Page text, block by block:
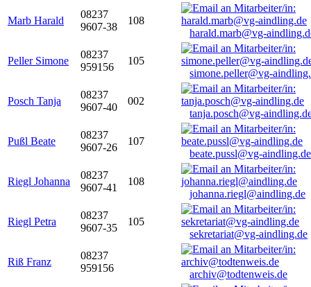
Marb Harald
08237
9607-38
108
harald.marb@vg-
Peller Simone
08237
959156
105
simone.peller@vg-
Posch Tanja
08237
9607-40
002
tanja.posch@vg-
Pußl Beate
08237
9607-26
107
beate.pussl@vg-aindling.de
Riegl Johanna
08237
9607-41
108
johanna.riegl@aindling.de
Riegl Petra
08237
9607-35
105
sekretariat@vg-aindling.de
Riß Franz
08237
959156
archiv@todtenweis.de